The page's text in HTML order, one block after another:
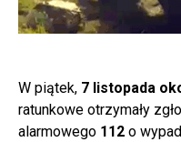
W piątek, 7 listopada
ratunkowe otrzymały
alarmowego 112 o